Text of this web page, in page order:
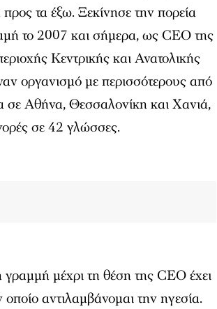
τα έξω. Ξεκίνησε την πορεία
το 2007 και σήμερα, ως CEO της
Κεντρικής και Ανατολικής
οργανισμό με περισσότερους από
σε Αθήνα, Θεσσαλονίκη και Χανιά,
σε 42 γλώσσες.
µέχρι τη θέση της CEO έχει
αντιλαμβάνομαι την ηγεσία.